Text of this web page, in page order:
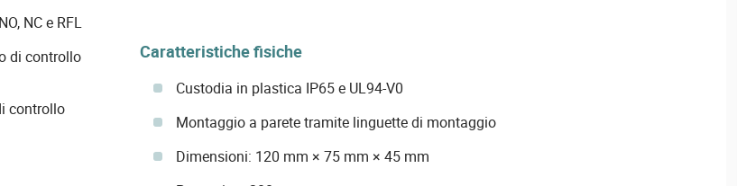
NC e RFL
di controllo
controllo
Caratteristiche fisiche
Custodia in plastica IP65 e UL94-V0
Montaggio a parete tramite linguette di montaggio
Dimensioni: 120 mm × 75 mm × 45 mm